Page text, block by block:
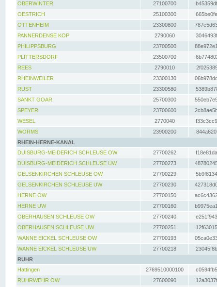
OBERWINTER
27100700
OESTRICH
25100300
OTTENHEIM
23300800
PANNERDENSE KOP
2790060
PHILIPPSBURG
23700500
PLITTERSDORF
23500700
REES
2790010
RHEINWEILER
23300130
RUST
23300580
SANKT GOAR
25700300
SPEYER
23700600
WESEL
2770040
WORMS
23900200
RHEIN-HERNE-KANAL
DUISBURG-MEIDERICH SCHLEUSE OW
27700262
DUISBURG-MEIDERICH SCHLEUSE UW
27700273
GELSENKIRCHEN SCHLEUSE OW
27700229
GELSENKIRCHEN SCHLEUSE UW
27700230
HERNE OW
27700150
HERNE UW
27700160
OBERHAUSEN SCHLEUSE OW
27700240
OBERHAUSEN SCHLEUSE UW
27700251
WANNE EICKEL SCHLEUSE OW
27700193
WANNE EICKEL SCHLEUSE UW
27700218
RUHR
Hattingen
2769510000100
RUHRWEHR OW
27600090